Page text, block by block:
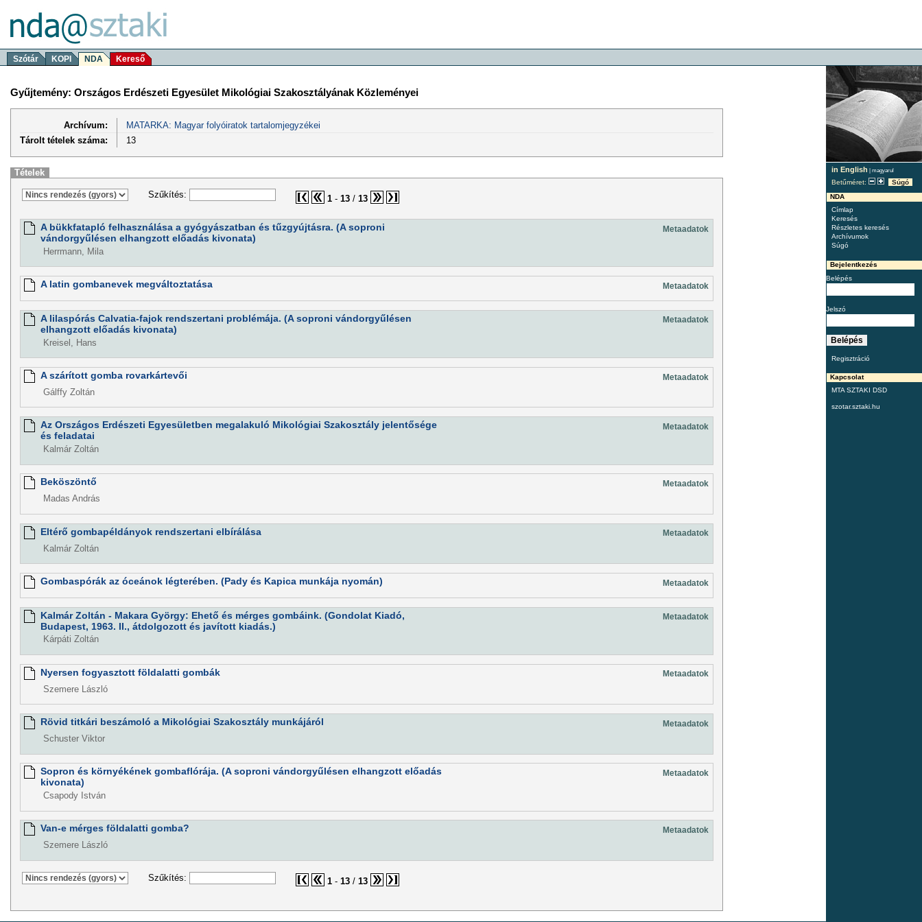
Szótár KOPI NDA Kereső
in English | magyarul
Betűméret:
Súgó
NDA
Címlap
Keresés
Részletes keresés
Archívumok
Súgó
Bejelentkezés
Belépés
Jelszó
Regisztráció
Kapcsolat
MTA SZTAKI DSD
szotar.sztaki.hu
Gyűjtemény: Országos Erdészeti Egyesület Mikológiai Szakosztályának Közleményei
Archívum:
MATARKA: Magyar folyóiratok tartalomjegyzékei
Tárolt tételek száma:
13
Tételek
Szűkítés: 1- 13/ 13
A bükkfatapló felhasználása a gyógyászatban és tűzgyújtásra. (A soproni
vándorgyűlésen elhangzott előadás kivonata)
Metaadatok
Herrmann, Mila
A latin gombanevek megváltoztatása Metaadatok
A lilaspórás Calvatia-fajok rendszertani problémája. (A soproni vándorgyűlésen
elhangzott előadás kivonata)
Metaadatok
Kreisel, Hans
A szárított gomba rovarkártevői Metaadatok
Gálffy Zoltán
Az Országos Erdészeti Egyesületben megalakuló Mikológiai Szakosztály jelentősége
és feladatai
Metaadatok
Kalmár Zoltán
Beköszöntő Metaadatok
Madas András
Eltérő gombapéldányok rendszertani elbírálása Metaadatok
Kalmár Zoltán
Gombaspórák az óceánok légterében. (Pady és Kapica munkája nyomán) Metaadatok
Kalmár Zoltán - Makara György: Ehető és mérges gombáink. (Gondolat Kiadó,
Budapest, 1963. II., átdolgozott és javított kiadás.)
Metaadatok
Kárpáti Zoltán
Nyersen fogyasztott földalatti gombák Metaadatok
Szemere László
Rövid titkári beszámoló a Mikológiai Szakosztály munkájáról Metaadatok
Schuster Viktor
Sopron és környékének gombaflórája. (A soproni vándorgyűlésen elhangzott előadás
kivonata)
Metaadatok
Csapody István
Van-e mérges földalatti gomba? Metaadatok
Szemere László
Szűkítés: 1- 13/ 13